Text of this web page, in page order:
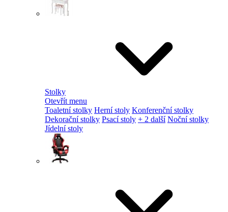
Stolky
Otevřít menu
Toaletní stolky Herní stoly Konferenční stolky
Dekorační stolky Psací stoly + 2 další Noční stolky
Jídelní stoly